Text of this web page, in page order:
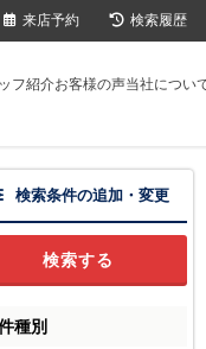
フ紹介お客様の声当社につい
検索条件の追加・変更
種別
来店予約 検索履歴